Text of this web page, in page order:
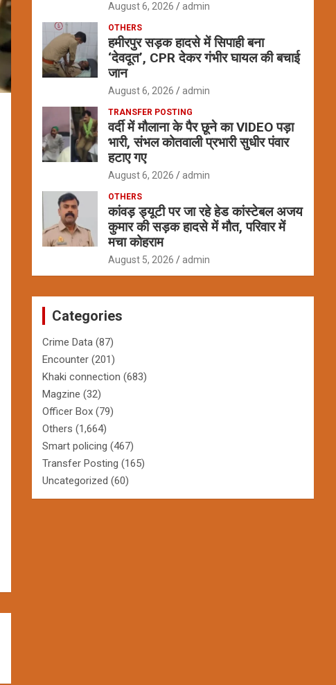
August 6, 2026 admin
OTHERS
हमीरपुर सड़क हादसे में सिपाही बना
‘देवदूत’, CPR देकर गंभीर घायल की बचाई
जान
August 6, 2026 admin
TRANSFER POSTING
वर्दी में मौलाना के पैर छूने का VIDEO पड़ा
भारी, संभल कोतवाली प्रभारी सुधीर पंवार
हटाए गए
August 6, 2026 admin
OTHERS
कांवड़ ड्यूटी पर जा रहे हेड कांस्टेबल अजय
कुमार की सड़क हादसे में मौत, परिवार में
मचा कोहराम
August 5, 2026 admin
Categories
Crime Data (87)
Encounter (201)
Khaki connection (683)
Magzine (32)
Officer Box (79)
Others (1,664)
Smart policing (467)
Transfer Posting (165)
Uncategorized (60)